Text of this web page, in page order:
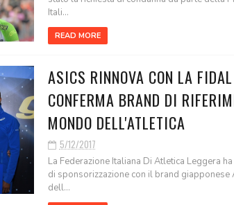
Itali...
READ MORE
ASICS RINNOVA CON LA
CONFERMA BRAND DI
MONDO DELL'ATLETICA
5/12/2017
La Federazione Italiana Di Atletica Leggera
di sponsorizzazione con il brand giapponese
dell...